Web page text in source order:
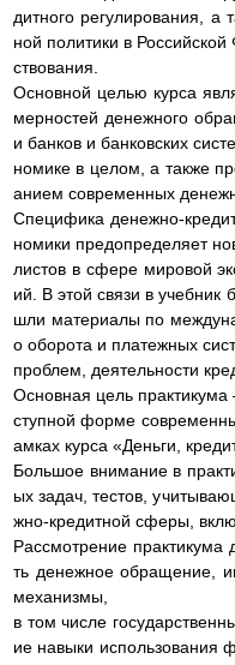
дитного регулирования, а
ной политики в
ствования.
Основной целью курса
мерностей денежного
и банков и банковских
номике в целом, а также
анием современных
Специфика денежно-
номики предопределяет
листов в сфере мировой
ий. В этой связи в учебник
шли материалы по
о оборота и платежных
проблем, деятельности
Основная цель
ступной форме
амках курса «Деньги,
Большое внимание в
ых задач, тестов,
жно-кредитной сферы,
Рассмотрение практикума
ть денежное обращение,
механизмы,
в том числе
ие навыки использования